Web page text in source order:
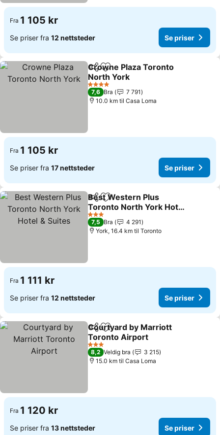
Fra 1 105 kr
Se priser fra 12 nettsteder Se priser
Del Legg til i favoritter
Crowne Plaza Toronto
North York
4 Stjerner
7,6 Bra
7 791
10.0 km til Casa Loma
Fra 1 105 kr
Se priser fra 17 nettsteder Se priser
Del Legg til i favoritter
Best Western Plus
Toronto North York Hotel
& Suites
3 Stjerner
7,5 Bra
4 291
York, 16.4 km til Toronto
Fra 1 111 kr
Se priser fra 12 nettsteder Se priser
Del Legg til i favoritter
Courtyard by Marriott
Toronto Airport
3 Stjerner
8,2 Veldig bra
3 215
15.0 km til Casa Loma
Fra 1 120 kr
Se priser fra 13 nettsteder Se priser